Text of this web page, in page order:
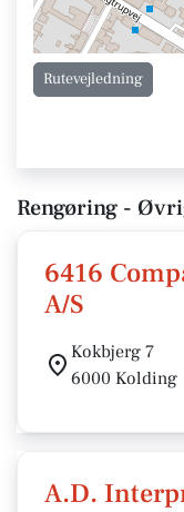
Rutevejledning
Rengøring -
6416
A/S
Kokbjerg 7
6000 Kolding
A.D.